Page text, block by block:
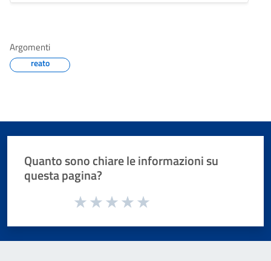
Argomenti
reato
Quanto sono chiare le informazioni su
questa pagina?
Valuta da 1 a 5 stelle la pagina